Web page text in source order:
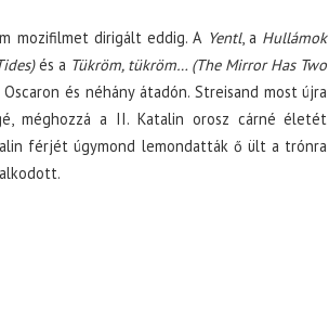
mozifilmet dirigált eddig. AYentl, a Hullámok
és a Tükröm, tükröm… (The Mirror Has Two
és néhány átadón. Streisand most újra
méghozzá a II. Katalin orosz cárné életét
férjét úgymond lemondatták ő ült a trónra